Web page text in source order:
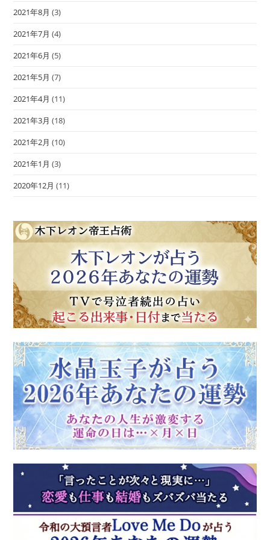
2021年8月 (3)
2021年7月 (4)
2021年6月 (5)
2021年5月 (7)
2021年4月 (11)
2021年3月 (18)
2021年2月 (10)
2021年1月 (3)
2020年12月 (11)